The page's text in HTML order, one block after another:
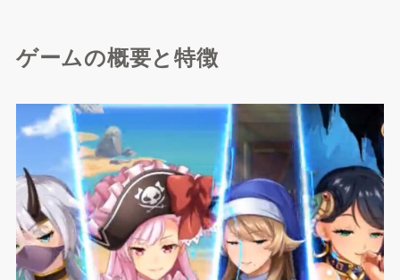
ゲームの概要と特徴